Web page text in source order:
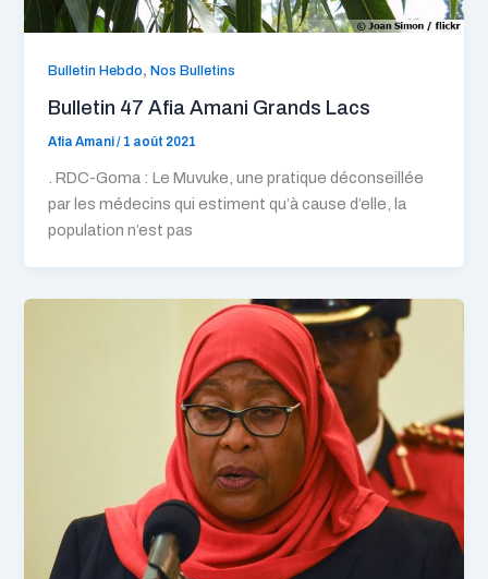
Bulletin Hebdo,Nos Bulletins
Bulletin 47 Afia Amani Grands Lacs
Afia Amani/ 1 août 2021
. RDC-Goma : Le Muvuke, une pratique déconseillée
par les médecins qui estiment qu’à cause d’elle, la
population n’est pas